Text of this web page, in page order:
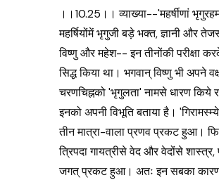
।।10.25।। व्याख्या--'महर्षीणां
महर्षियोंमें भृगुजी बड़े भक्त, ज्ञानी और
विष्णु और महेश-- इन तीनोंकी परीक्षा
सिद्ध किया था। भगवान् विष्णु भी अपने
चरणचिह्नको 'भृगुलता' नामसे धारण किये
इनको अपनी विभूति बताया है।
तीन मात्रा-वाला प्रणव प्रकट हुआ।
त्रिपदा गायत्रीसे वेद और वेदोंसे
जगत् प्रकट हुआ। अतः इन सबका